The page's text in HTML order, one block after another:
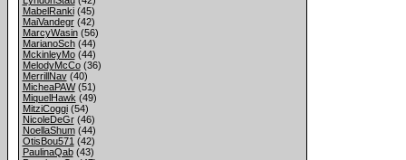
MabelRanki(45)
MaiVandegr(42)
MarcyWasin(56)
MarianoSch(44)
MckinleyMo(44)
MelodyMcCo(36)
MerrillNav(40)
MicheaPAW(51)
MiquelHawk (49)
MitziCoggi(54)
NicoleDeGr(46)
NoellaShum(44)
OtisBou571 (42)
PaulinaQab(43)